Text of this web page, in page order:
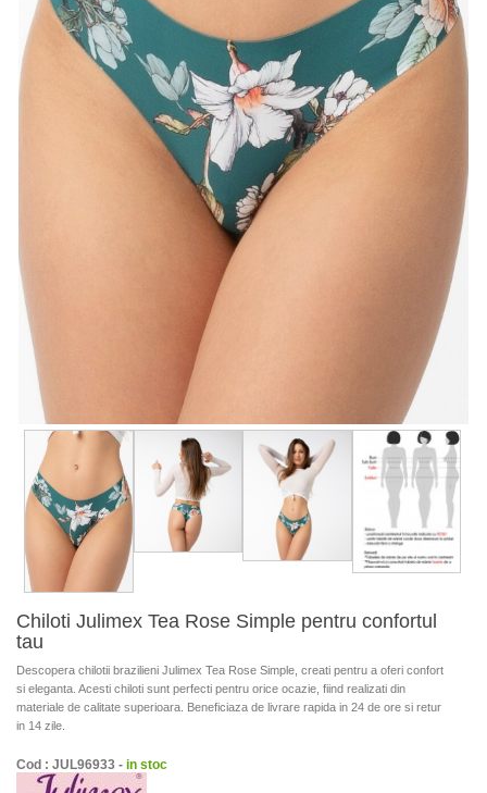
Chiloti Julimex Tea Rose Simple pentru confortul
tau
Descopera chilotii brazilieni Julimex Tea Rose Simple, creati pentru a oferi confort
si eleganta. Acesti chiloti sunt perfecti pentru orice ocazie, fiind realizati din
materiale de calitate superioara. Beneficiaza de livrare rapida in 24 de ore si retur
in 14 zile.
Cod : JUL96933 - in stoc